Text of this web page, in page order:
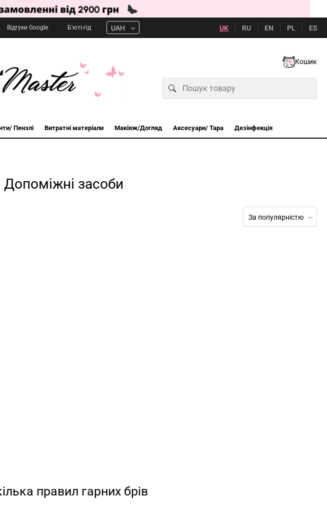
Відгуки Google Б'юті-гід UAH UK RU EN PL ES
Кошик
Пензлі Витратні матеріали Макіяж/Догляд Аксесуари/ Тара Дезінфекція
Допоміжні засоби
За популярністю
правил гарних брів